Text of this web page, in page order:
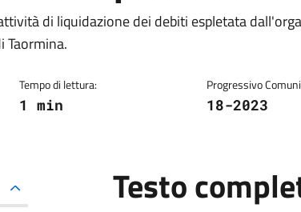
di liquidazione dei debiti espletata
Taormina.
Tempo di lettura:
1 min
Progressivo
18-2023
Testo